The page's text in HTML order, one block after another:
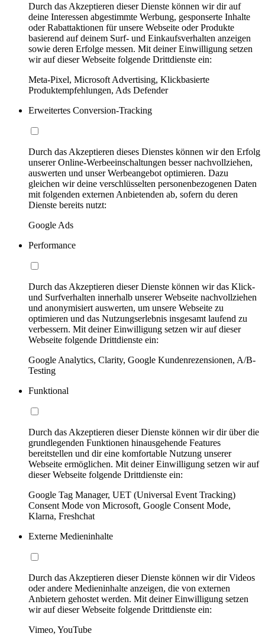
Durch das Akzeptieren dieser Dienste können wir dir auf
deine Interessen abgestimmte Werbung, gesponserte Inhalte
oder Rabattaktionen für unsere Webseite oder Produkte
basierend auf deinem Surf- und Einkaufsverhalten anzeigen
sowie deren Erfolge messen. Mit deiner Einwilligung setzen
wir auf dieser Webseite folgende Drittdienste ein:
Meta-Pixel, Microsoft Advertising, Klickbasierte
Produktempfehlungen, Ads Defender
Erweitertes Conversion-Tracking
Durch das Akzeptieren dieses Dienstes können wir den Erfolg
unserer Online-Werbeeinschaltungen besser nachvollziehen,
auswerten und unser Werbeangebot optimieren. Dazu
gleichen wir deine verschlüsselten personenbezogenen Daten
mit folgenden externen Anbietenden ab, sofern du deren
Dienste bereits nutzt:
Google Ads
Performance
Durch das Akzeptieren dieser Dienste können wir das Klick-
und Surfverhalten innerhalb unserer Webseite nachvollziehen
und anonymisiert auswerten, um unsere Webseite zu
optimieren und das Nutzungserlebnis insgesamt laufend zu
verbessern. Mit deiner Einwilligung setzen wir auf dieser
Webseite folgende Drittdienste ein:
Google Analytics, Clarity, Google Kundenrezensionen, A/B-
Testing
Funktional
Durch das Akzeptieren dieser Dienste können wir dir über die
grundlegenden Funktionen hinausgehende Features
bereitstellen und dir eine komfortable Nutzung unserer
Webseite ermöglichen. Mit deiner Einwilligung setzen wir auf
dieser Webseite folgende Drittdienste ein:
Google Tag Manager, UET (Universal Event Tracking)
Consent Mode von Microsoft, Google Consent Mode,
Klarna, Freshchat
Externe Medieninhalte
Durch das Akzeptieren dieser Dienste können wir dir Videos
oder andere Medieninhalte anzeigen, die von externen
Anbietern gehostet werden. Mit deiner Einwilligung setzen
wir auf dieser Webseite folgende Drittdienste ein:
Vimeo, YouTube